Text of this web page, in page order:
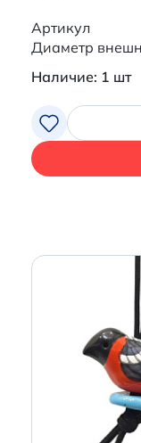
Артикул
Диаметр
Наличие: 1 шт